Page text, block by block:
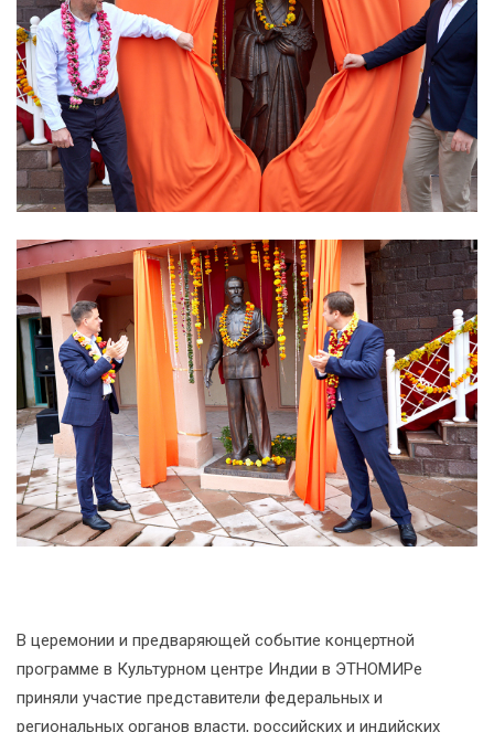
В церемонии и предваряющей событие концертной
программе в Культурном центре Индии в ЭТНОМИРе
приняли участие представители федеральных и
региональных органов власти, российских и индийских